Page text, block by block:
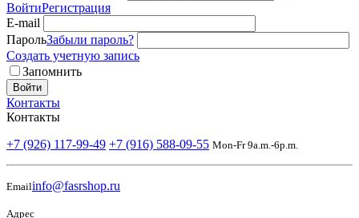
ВойтиРегистрация
E-mail
ПарольЗабыли пароль?
Создать учетную запись
Запомнить
Войти
Контакты
Контакты
+7 (926) 117-99-49 +7 (916) 588-09-55 Mon-Fr 9a.m.-6p.m.
Emailinfo@fasrshop.ru
Адрес